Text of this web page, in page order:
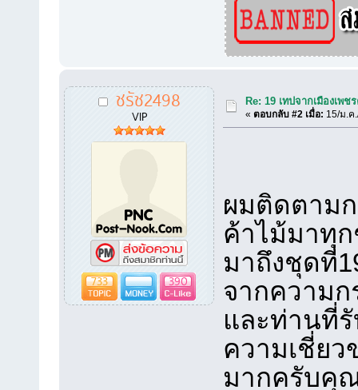
ชรัช2498
VIP
733 390
Re: 19 เทปจากเมืองเพ
«ตอบกลับ #2 เมื่อ: 15/ม.ค
ผมติดตามก
ค้าไม้มาทุก
มาถึงชุดที่
จากความ
และท่านที่
ความเชี่ย
มากครับคุ